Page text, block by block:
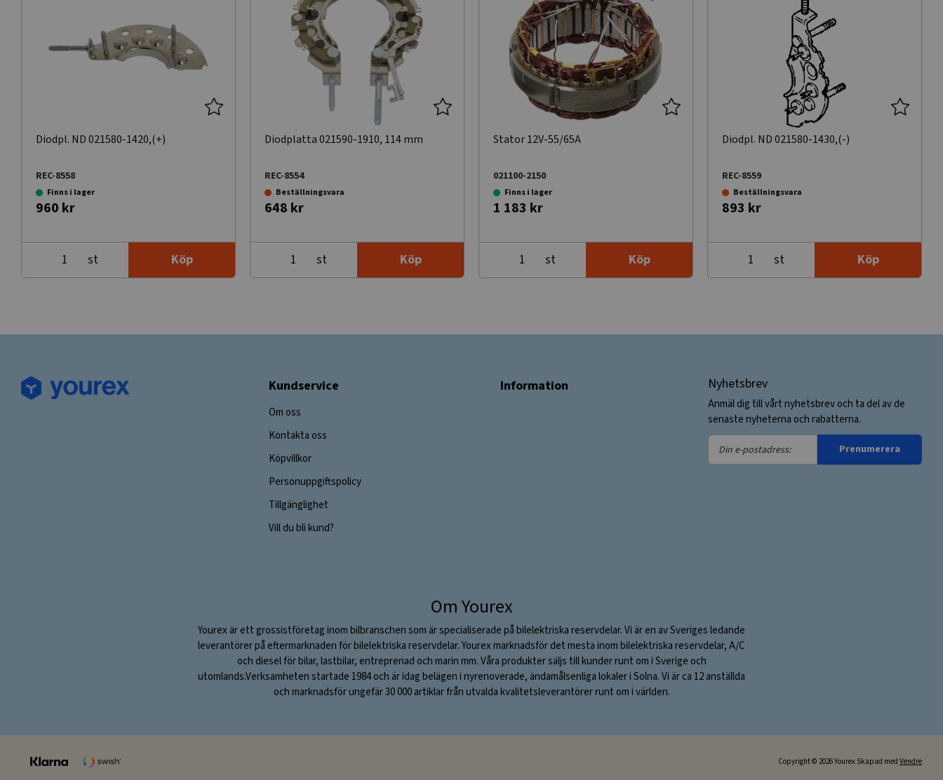
Diodpl. ND 021580-1420,(+)
REC-8558
Finns i lager
960 kr
st Köp
Diodplatta 021590-1910, 114 mm
REC-8554
Beställningsvara
648 kr
st Köp
Stator 12V-55/65A
021100-2150
Finns i lager
1 183 kr
st Köp
Diodpl. ND 021580-1430,(-)
REC-8559
Beställningsvara
893 kr
st Köp
Kundservice
Om oss
Kontakta oss
Köpvillkor
Personuppgiftspolicy
Tillgänglighet
Vill du bli kund?
Information Nyhetsbrev
Anmäl dig till vårt nyhetsbrev och ta del av de
senaste nyheterna och rabatterna.
Din
e-
Prenumerera
Om Yourex
Yourex är ett grossistföretag inom bilbranschen som är specialiserade på bilelektriska reservdelar. Vi är en av Sveriges ledande
leverantörer på eftermarknaden för bilelektriska reservdelar. Yourex marknadsför det mesta inom bilelektriska reservdelar, A/C
och diesel för bilar, lastbilar, entreprenad och marin mm. Våra produkter säljs till kunder runt om i Sverige och
utomlands.Verksamheten startade 1984 och är idag belägen i nyrenoverade, ändamålsenliga lokaler i Solna. Vi är ca 12 anställda
och marknadsför ungefär 30 000 artiklar från utvalda kvalitetsleverantörer runt om i världen.
Copyright © 2026 Yourex Skapad med Vendre